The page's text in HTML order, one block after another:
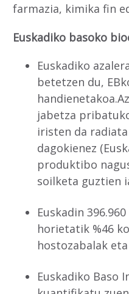
farmazia, kimika fin
Euskadiko basoko
Euskadiko
betetzen du,
jabetza
iristen da
dagokienez
produktibo
soilketa guztien
Euskadin
horietatik %46
hostozabalak
Euskadiko Baso